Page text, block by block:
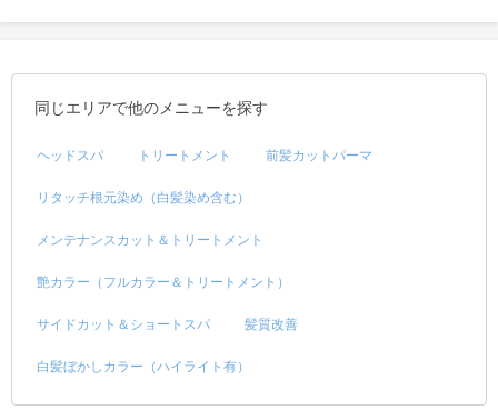
同じエリアで他のメニューを探す
ヘッドスパ トリートメント 前髪カットパーマ
リタッチ根元染め（白髪染め含む）
メンテナンスカット＆トリートメント
艶カラー（フルカラー＆トリートメント）
サイドカット＆ショートスパ 髪質改善
白髪ぼかしカラー（ハイライト有）